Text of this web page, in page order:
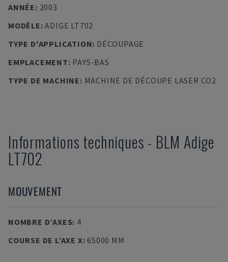
ANNÉE: 2003
MODÈLE:ADIGE LT702
TYPE D'APPLICATION: DÉCOUPAGE
EMPLACEMENT: PAYS-BAS
TYPE DE MACHINE: MACHINE DE DÉCOUPE LASER CO2
Informations techniques - BLM Adige
LT702
MOUVEMENT
NOMBRE D’AXES: 4
COURSE DE L’AXE X: 65000 MM